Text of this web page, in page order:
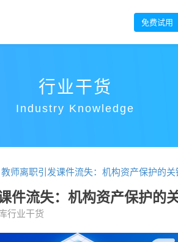
免费试用
行业干货
Industry Knowledge
教师离职引发课件流失：机构资产保护的关
件流失：机构资产保护的
行业干货